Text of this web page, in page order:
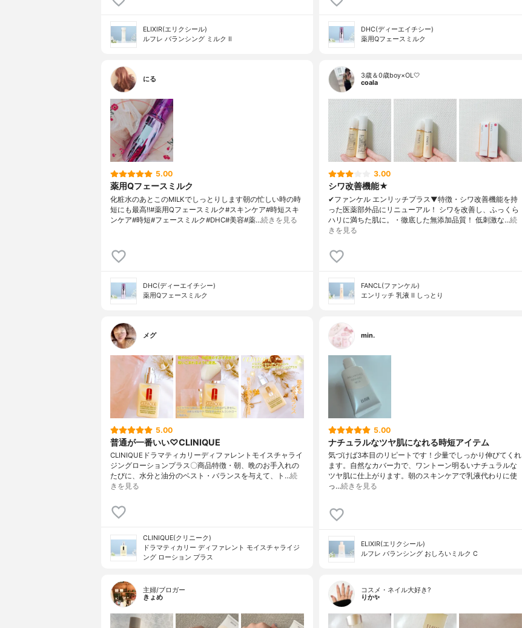
ELIXIR(エリクシール)
ルフレ バランシング ミルク Ⅱ
DHC(ディーエイチシー)
薬用Qフェースミルク
にる
5.00
薬用Qフェースミルク
化粧水のあとこのMILKでしっとりします朝の忙しい時の時
短にも最高!!#薬用Qフェースミルク#スキンケア#時短スキ
ンケア#時短#フェースミルク#DHC#美容#薬…続きを見る
DHC(ディーエイチシー)
薬用Qフェースミルク
3歳＆0歳boy×OL🤍
coala
3.00
シワ改善機能★
✔︎ファンケル エンリッチプラス▼特徴・シワ改善機能を持
った医薬部外品にリニューアル！ シワを改善し、ふっくら
ハリに満ちた肌に。・徹底した無添加品質！ 低刺激な…続
きを見る
FANCL(ファンケル)
エンリッチ 乳液 II しっとり
メグ
5.00
普通が一番いい♡CLINIQUE
CLINIQUEドラマティカリーディファレントモイスチャライ
ジングローションプラス〇商品特徴・朝、晩のお手入れの
たびに、水分と油分のベスト・バランスを与えて、ト…続
きを見る
CLINIQUE(クリニーク)
ドラマティカリー ディファレント モイスチャライジ
ング ローション プラス
min.
5.00
ナチュラルなツヤ肌になれる時短アイテム
気づけば3本目のリピートです！少量でしっかり伸びてくれ
ます。自然なカバー力で、ワントーン明るいナチュラルな
ツヤ肌に仕上がります。朝のスキンケアで乳液代わりに使
っ…続きを見る
ELIXIR(エリクシール)
ルフレ バランシング おしろいミルク C
主婦/ブロガー
きょめ
コスメ・ネイル大好き?
りか✨